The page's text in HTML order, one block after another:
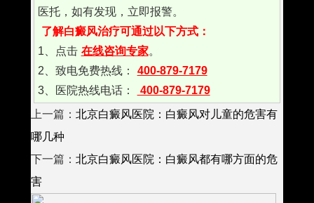
医托，如有发现，立即报警。
了解白癜风治疗可通过以下方式：
1、点击 在线咨询专家。
2、致电免费热线：
400-879-7179
3、医院热线电话：
400-879-7179
上一篇： 北京白癜风医院：白癜风对儿童的危害有
哪几种
下一篇： 北京白癜风医院：白癜风都有哪方面的危
害